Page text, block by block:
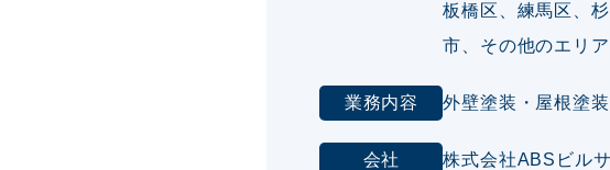
板橋区、練馬区、
市、その他のエリ
業務内容 外壁塗装・屋根塗
会社 株式会社ABSビル